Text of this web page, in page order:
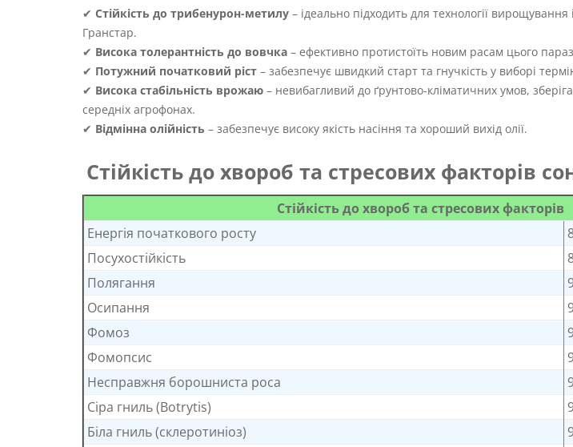
✔ Стійкість до трибенурон-метилу – ідеально підходить для технології вирощування
Гранстар.
✔ Висока толерантність до вовчка – ефективно протистоїть новим расам цього
✔ Потужний початковий ріст – забезпечує швидкий старт та гнучкість у виборі
✔ Висока стабільність врожаю – невибагливий до ґрунтово-кліматичних умов,
середніх агрофонах.
✔ Відмінна олійність – забезпечує високу якість насіння та хороший вихід олії.
Стійкість до хвороб та стресових факторів
Стійкість до хвороб та стресових факторів
Енергія початкового росту
Посухостійкість
Полягання
Осипання
Фомоз
Фомопсис
Несправжня борошниста роса
Сіра гниль (Botrytis)
Біла гниль (склеротиніоз)